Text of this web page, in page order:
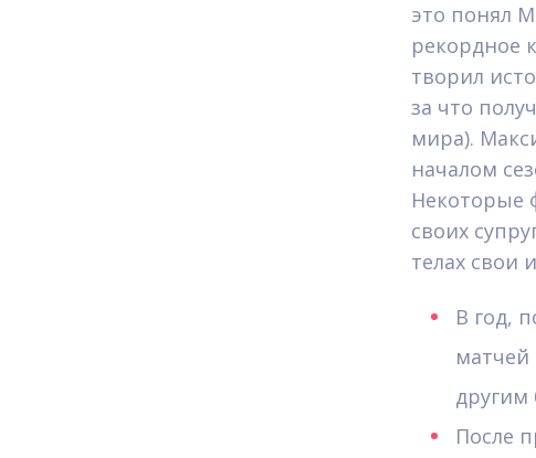
это понял
рекордное
творил
за что
мира).
началом
Некоторые
своих
телах свои
В год,
матчей
другим
После